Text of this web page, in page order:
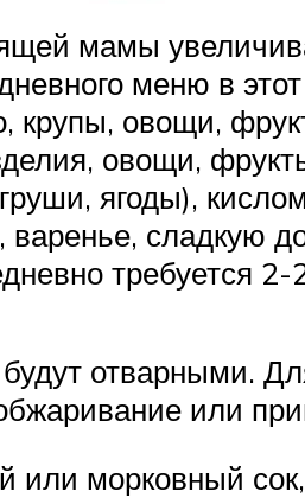
мамы
меню в
крупы, овощи,
овощи,
ягоды),
варенье,
требуется 2-
отварными.
или
или морковный